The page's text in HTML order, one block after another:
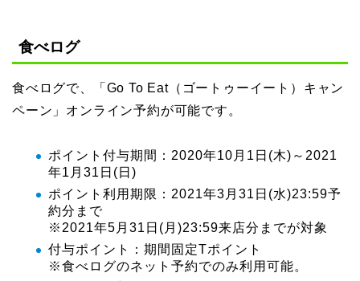
食べログ
食べログで、「Go To Eat（ゴートゥーイート）キャン
ペーン」オンライン予約が可能です。
ポイント付与期間：2020年10月1日(木)～2021
年1月31日(日)
ポイント利用期限：2021年3月31日(水)23:59予
約分まで
※2021年5月31日(月)23:59来店分までが対象
付与ポイント：期間固定Tポイント
※食べログのネット予約でのみ利用可能。